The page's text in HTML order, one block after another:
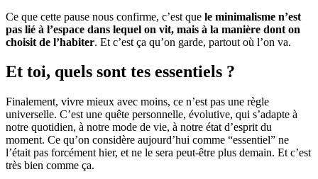
Ce que cette pause nous confirme, c’est que le minimalisme n’est
pas lié à l’espace dans lequel on vit, mais à la manière dont on
choisit de l’habiter. Et c’est ça qu’on garde, partout où l’on va.
Et toi, quels sont tes essentiels ?
Finalement, vivre mieux avec moins, ce n’est pas une règle
universelle. C’est une quête personnelle, évolutive, qui s’adapte à
notre quotidien, à notre mode de vie, à notre état d’esprit du
moment. Ce qu’on considère aujourd’hui comme “essentiel” ne
l’était pas forcément hier, et ne le sera peut-être plus demain. Et c’est
très bien comme ça.